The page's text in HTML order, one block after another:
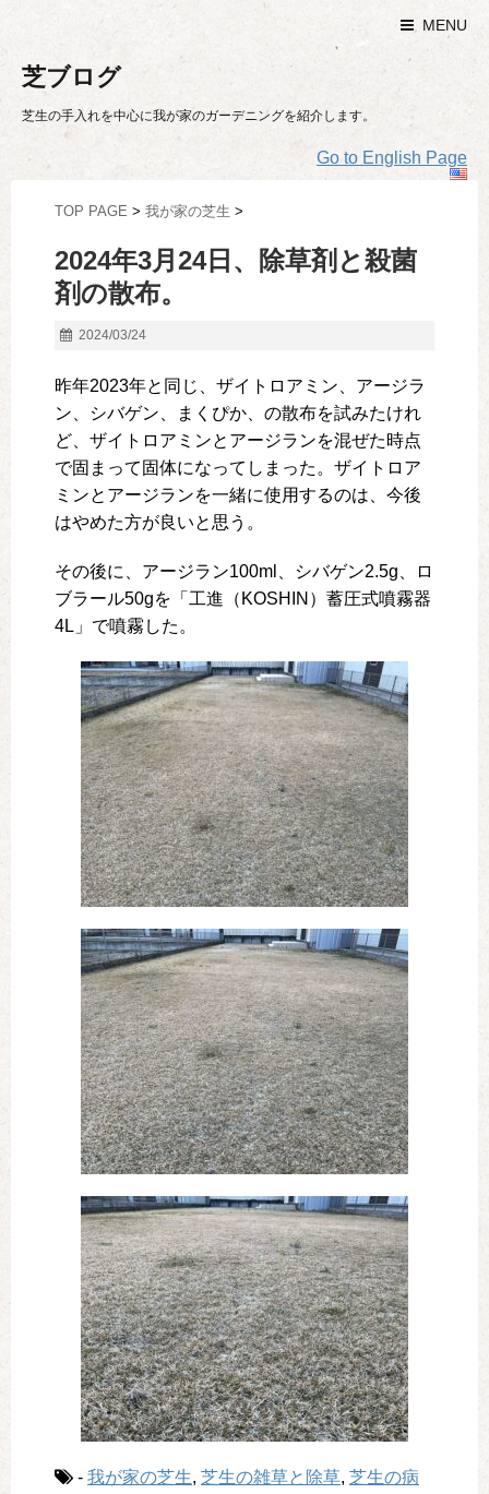
MENU
芝ブログ
芝生の手入れを中心に我が家のガーデニングを紹介します。
Go to English Page
TOP PAGE > 我が家の芝生 >
2024年3月24日、除草剤と殺菌
剤の散布。
2024/03/24
昨年2023年と同じ、ザイトロアミン、アージラ
ン、シバゲン、まくぴか、の散布を試みたけれ
ど、ザイトロアミンとアージランを混ぜた時点
で固まって固体になってしまった。ザイトロア
ミンとアージランを一緒に使用するのは、今後
はやめた方が良いと思う。
その後に、アージラン100ml、シバゲン2.5g、ロ
ブラール50gを「工進（KOSHIN）蓄圧式噴霧器
4L」で噴霧した。
- 我が家の芝生, 芝生の雑草と除草, 芝生の病